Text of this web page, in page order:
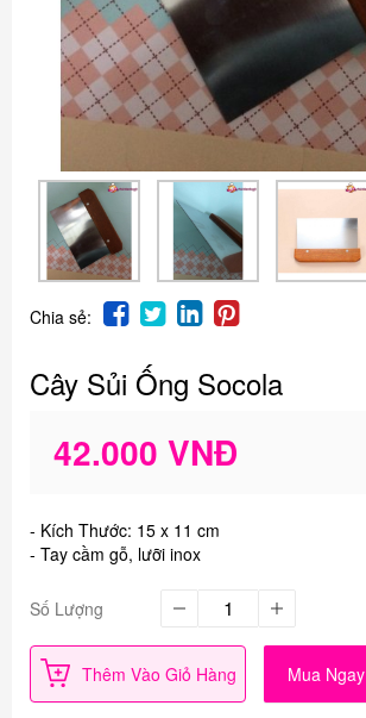
Chia sẻ:
Cây Sủi Ống Socola
42.000 VNĐ
- Kích Thước: 15 x 11 cm
- Tay cầm gỗ, lưỡi inox
Số Lượng
Thêm Vào Giỏ Hàng Mua Ngay